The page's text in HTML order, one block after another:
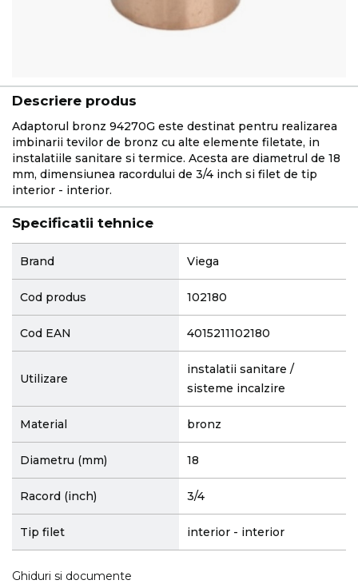
Descriere produs
Adaptorul bronz 94270G este destinat pentru realizarea
imbinarii tevilor de bronz cu alte elemente filetate, in
instalatiile sanitare si termice. Acesta are diametrul de 18
mm, dimensiunea racordului de 3/4 inch si filet de tip
interior - interior.
Specificatii tehnice
Brand Viega
Cod produs 102180
Cod EAN 4015211102180
Utilizare
instalatii sanitare /
sisteme incalzire
Material bronz
Diametru (mm) 18
Racord (inch) 3/4
Tip filet interior - interior
Ghiduri si documente